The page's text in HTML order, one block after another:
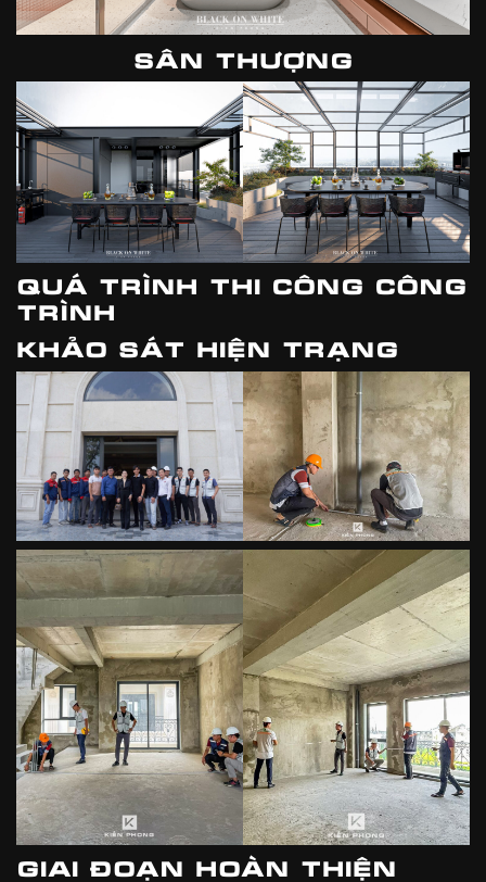
SÂN THƯỢNG
QUÁ TRÌNH THI CÔNG CÔNG
TRÌNH
KHẢO SÁT HIỆN TRẠNG
GIAI ĐOẠN HOÀN THIỆN